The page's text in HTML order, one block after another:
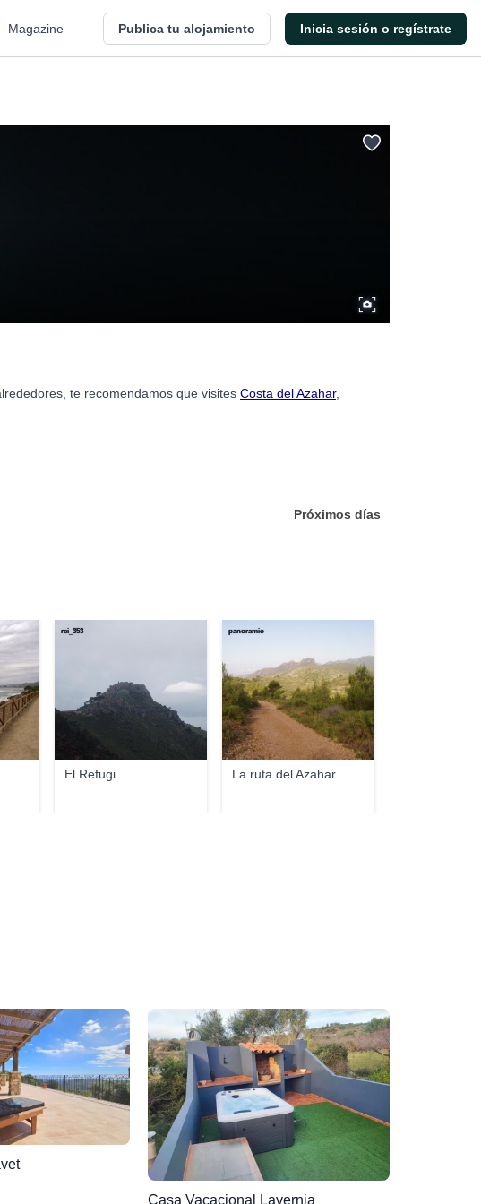
Magazine Publica tu alojamiento Inicia sesión o regístrate
te recomendamos que visites Costa del Azahar,
Próximos días
El Refugi
rei_353
La ruta del Azahar
panoramio
Casa Vacacional Lavernia